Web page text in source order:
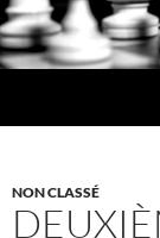
NON CLASSÉ